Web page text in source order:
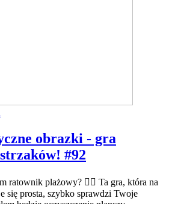
obrazki - gra
#92
ratownik plażowy? 🏄‍♂️ Ta gra, która na
się prosta, szybko sprawdzi Twoje